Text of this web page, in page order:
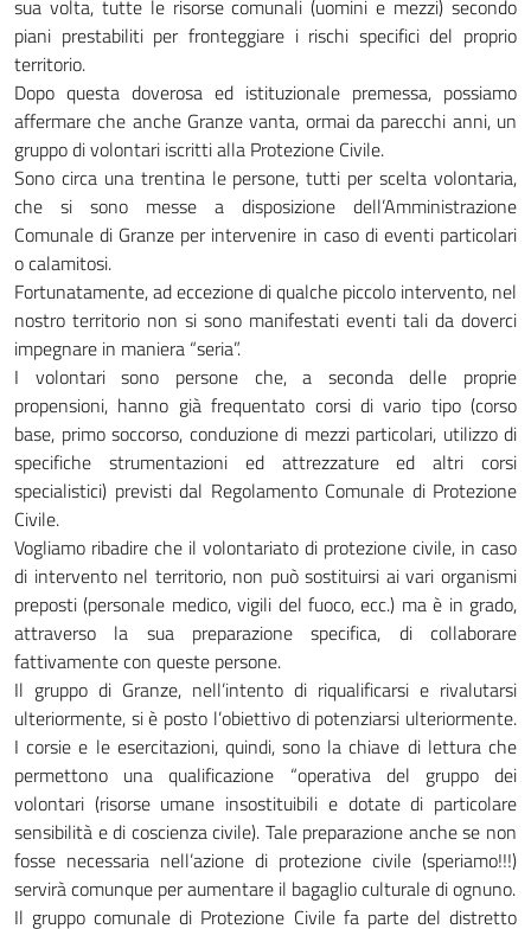
sua volta, tutte le risorse comunali (uomini e mezzi) secondo
piani prestabiliti per fronteggiare i rischi specifici del proprio
territorio.
Dopo questa doverosa ed istituzionale premessa, possiamo
affermare che anche Granze vanta, ormai da parecchi anni, un
gruppo di volontari iscritti alla Protezione Civile.
Sono circa una trentina le persone, tutti per scelta volontaria,
che si sono messe a disposizione dell’Amministrazione
Comunale di Granze per intervenire in caso di eventi particolari
o calamitosi.
Fortunatamente, ad eccezione di qualche piccolo intervento, nel
nostro territorio non si sono manifestati eventi tali da doverci
impegnare in maniera “seria”.
I volontari sono persone che, a seconda delle proprie
propensioni, hanno già frequentato corsi di vario tipo (corso
base, primo soccorso, conduzione di mezzi particolari, utilizzo di
specifiche strumentazioni ed attrezzature ed altri corsi
specialistici) previsti dal Regolamento Comunale di Protezione
Civile.
Vogliamo ribadire che il volontariato di protezione civile, in caso
di intervento nel territorio, non può sostituirsi ai vari organismi
preposti (personale medico, vigili del fuoco, ecc.) ma è in grado,
attraverso la sua preparazione specifica, di collaborare
fattivamente con queste persone.
Il gruppo di Granze, nell’intento di riqualificarsi e rivalutarsi
ulteriormente, si è posto l’obiettivo di potenziarsi ulteriormente.
I corsie e le esercitazioni, quindi, sono la chiave di lettura che
permettono una qualificazione “operativa del gruppo dei
volontari (risorse umane insostituibili e dotate di particolare
sensibilità e di coscienza civile). Tale preparazione anche se non
fosse necessaria nell’azione di protezione civile (speriamo!!!)
servirà comunque per aumentare il bagaglio culturale di ognuno.
Il gruppo comunale di Protezione Civile fa parte del distretto